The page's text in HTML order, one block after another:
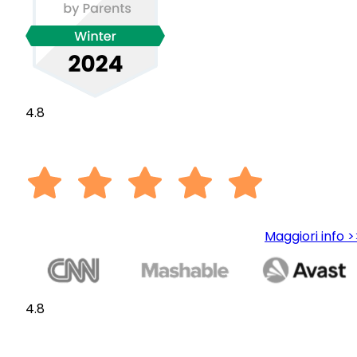
4.8
Maggiori info
4.8